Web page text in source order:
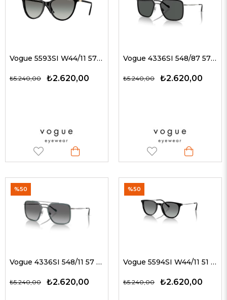
Vogue 5593SI W44/11 57 G Kadın Güneş Gözlükleri
₺2.620,00
₺5.240,00
Vogue 4336SI 548/87 57 G Kadın Güneş Gözlükleri
₺2.620,00
₺5.240,00
Vogue 4336SI 548/11 57 G Erkek Güneş Gözlükleri
₺2.620,00
₺5.240,00
%50
Vogue 5594SI W44/11 51 G Erkek Güneş Gözlükleri
₺2.620,00
₺5.240,00
%50